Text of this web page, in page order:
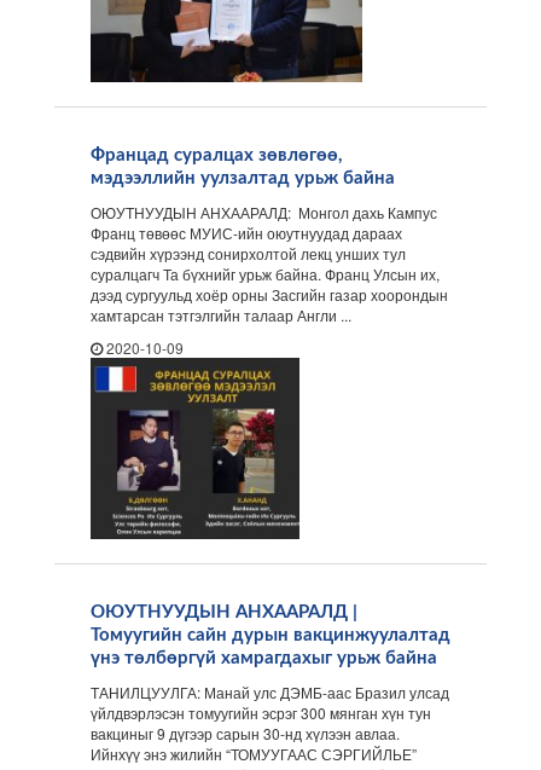
Францад суралцах зөвлөгөө,
мэдээллийн уулзалтад урьж байна
ОЮУТНУУДЫН АНХААРАЛД: Монгол дахь Кампус
Франц төвөөс МУИС-ийн оюутнуудад дараах
сэдвийн хүрээнд сонирхолтой лекц унших тул
суралцагч Та бүхнийг урьж байна. Франц Улсын их,
дээд сургуульд хоёр орны Засгийн газар хоорондын
хамтарсан тэтгэлгийн талаар Англи ...
2020-10-09
ОЮУТНУУДЫН АНХААРАЛД |
Томуугийн сайн дурын вакцинжуулалтад
үнэ төлбөргүй хамрагдахыг урьж байна
ТАНИЛЦУУЛГА: Манай улс ДЭМБ-аас Бразил улсад
үйлдвэрлэсэн томуугийн эсрэг 300 мянган хүн тун
вакциныг 9 дүгээр сарын 30-нд хүлээн авлаа.
Ийнхүү энэ жилийн “ТОМУУГААС СЭРГИЙЛЬЕ”